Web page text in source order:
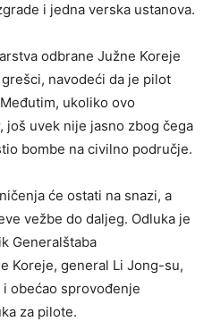
i jedna verska ustanova.
odbrane Južne Koreje
navodeći da je pilot
ukoliko ovo
još uvek nije jasno zbog čega
bombe na civilno područje.
će ostati na snazi, a
vežbe do daljeg. Odluka je
Generalštaba
Koreje, general Li Jong-su,
obećao sprovođenje
za pilote.